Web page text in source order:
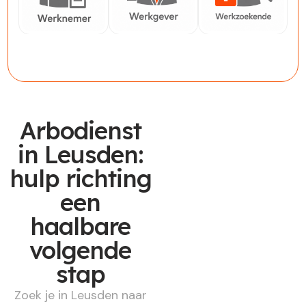
Arbodienst
in Leusden:
hulp richting
een
haalbare
volgende
stap
Zoek je in Leusden naar